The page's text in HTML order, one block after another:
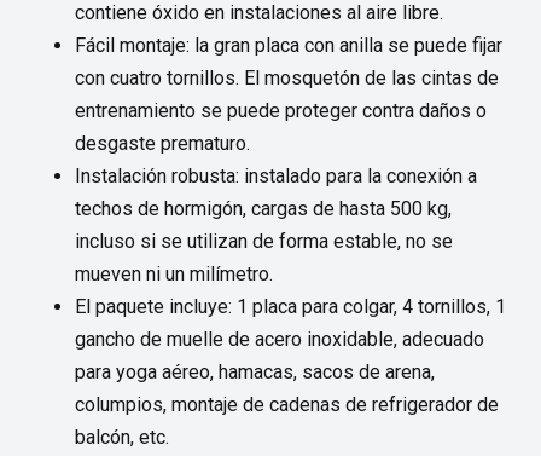
contiene óxido en instalaciones al aire libre.
Fácil montaje: la gran placa con anilla se puede fijar
con cuatro tornillos. El mosquetón de las cintas de
entrenamiento se puede proteger contra daños o
desgaste prematuro.
Instalación robusta: instalado para la conexión a
techos de hormigón, cargas de hasta 500 kg,
incluso si se utilizan de forma estable, no se
mueven ni un milímetro.
El paquete incluye: 1 placa para colgar, 4 tornillos, 1
gancho de muelle de acero inoxidable, adecuado
para yoga aéreo, hamacas, sacos de arena,
columpios, montaje de cadenas de refrigerador de
balcón, etc.